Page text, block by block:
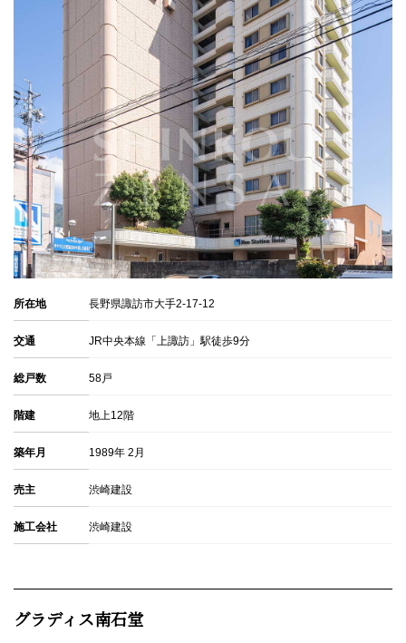
所在地 長野県諏訪市大手2-17-12
交通 JR中央本線「上諏訪」駅徒歩9分
総戸数 58戸
階建 地上12階
築年月 1989年 2月
売主 渋崎建設
施工会社 渋崎建設
グラディス南石堂